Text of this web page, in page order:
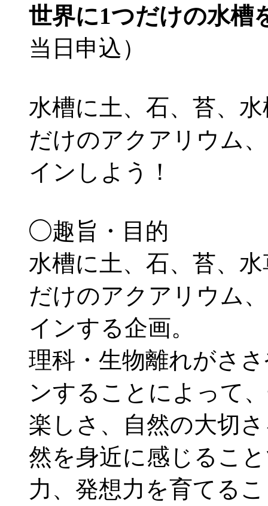
世界に1つだけの水槽
当日申込）
水槽に土、石、苔、
だけのアクアリウム
インしよう！
◯趣旨・目的
水槽に土、石、苔、
だけのアクアリウム
インする企画。
理科・生物離れがさ
ンすることによって
楽しさ、自然の大切
然を身近に感じるこ
力、発想力を育てる